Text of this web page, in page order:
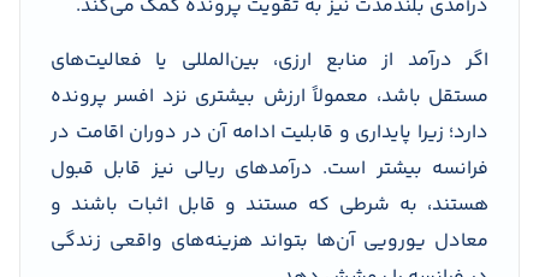
درآمدی بلندمدت نیز به تقویت پرونده کمک می‌کند.
اگر درآمد از منابع ارزی، بین‌المللی یا فعالیت‌های
مستقل باشد، معمولاً ارزش بیشتری نزد افسر پرونده
دارد؛ زیرا پایداری و قابلیت ادامه آن در دوران اقامت در
فرانسه بیشتر است. درآمدهای ریالی نیز قابل قبول
هستند، به شرطی که مستند و قابل اثبات باشند و
معادل یورویی آن‌ها بتواند هزینه‌های واقعی زندگی